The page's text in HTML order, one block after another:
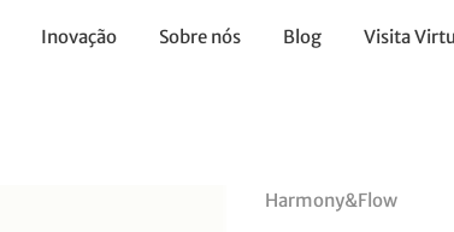
Inovação Sobre nós Blog Visita
Harmony&Flow